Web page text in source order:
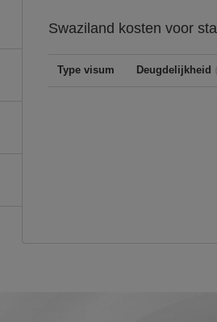
Swaziland kosten voor
Type visum Deugdelijkheid